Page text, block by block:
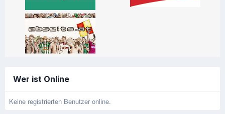
Wer ist Online
Keine registrierten Benutzer online.